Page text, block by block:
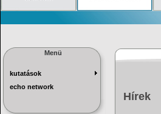
Menü
kutatások
echo network
Hírek